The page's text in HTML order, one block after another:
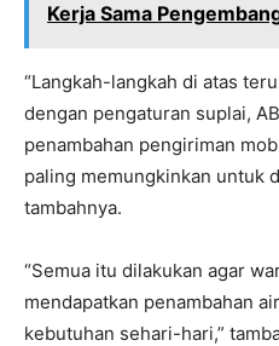
Kerja Sama
“Langkah-langkah di atas
dengan pengaturan suplai,
penambahan pengiriman
paling memungkinkan untuk
tambahnya.
“Semua itu dilakukan agar
mendapatkan penambahan
kebutuhan sehari-hari,”